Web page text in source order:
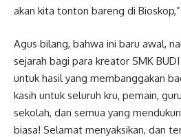
akan kita tonton bareng di
Agus bilang, bahwa ini baru awal,
sejarah bagi para kreator SMK
untuk hasil yang membanggakan
kasih untuk seluruh kru, pemain,
sekolah, dan semua yang
biasa! Selamat menyaksikan, dan